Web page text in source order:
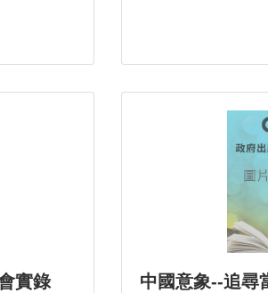
實錄
中國意象--追尋